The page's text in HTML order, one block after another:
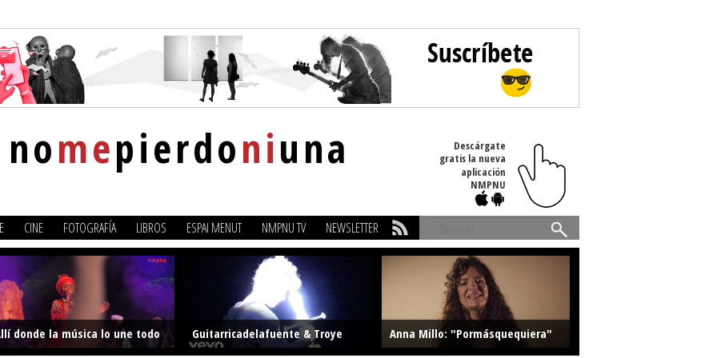
nomepierdoniuna
Descárgate
gratis la nueva
aplicación
NMPNU
CINE FOTOGRAFÍA LIBROS ESPAI MENUT NMPNU TV NEWSLETTER
Buscar
donde la música lo une todo
Guitarricadelafuente & Troye
Anna Millo: "Pormásquequiera"